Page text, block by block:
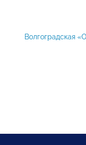
Волгоградская